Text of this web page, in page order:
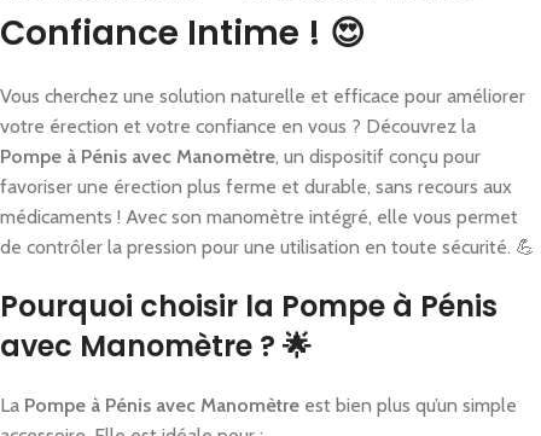
Confiance Intime ! 😍
Vous cherchez une solution naturelle et efficace pour améliorer
votre érection et votre confiance en vous ? Découvrez la
Pompe à Pénis avec Manomètre, un dispositif conçu pour
favoriser une érection plus ferme et durable, sans recours aux
médicaments ! Avec son manomètre intégré, elle vous permet
de contrôler la pression pour une utilisation en toute sécurité. 💪
Pourquoi choisir la Pompe à Pénis
avec Manomètre ? 🌟
La Pompe à Pénis avec Manomètre est bien plus qu’un simple